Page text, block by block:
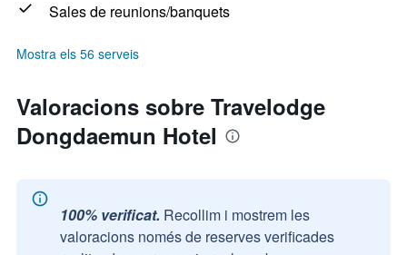
Sales de reunions/banquets
Mostra els 56 serveis
Valoracions sobre Travelodge
Dongdaemun Hotel
100% verificat. Recollim i mostrem les
valoracions només de reserves verificades